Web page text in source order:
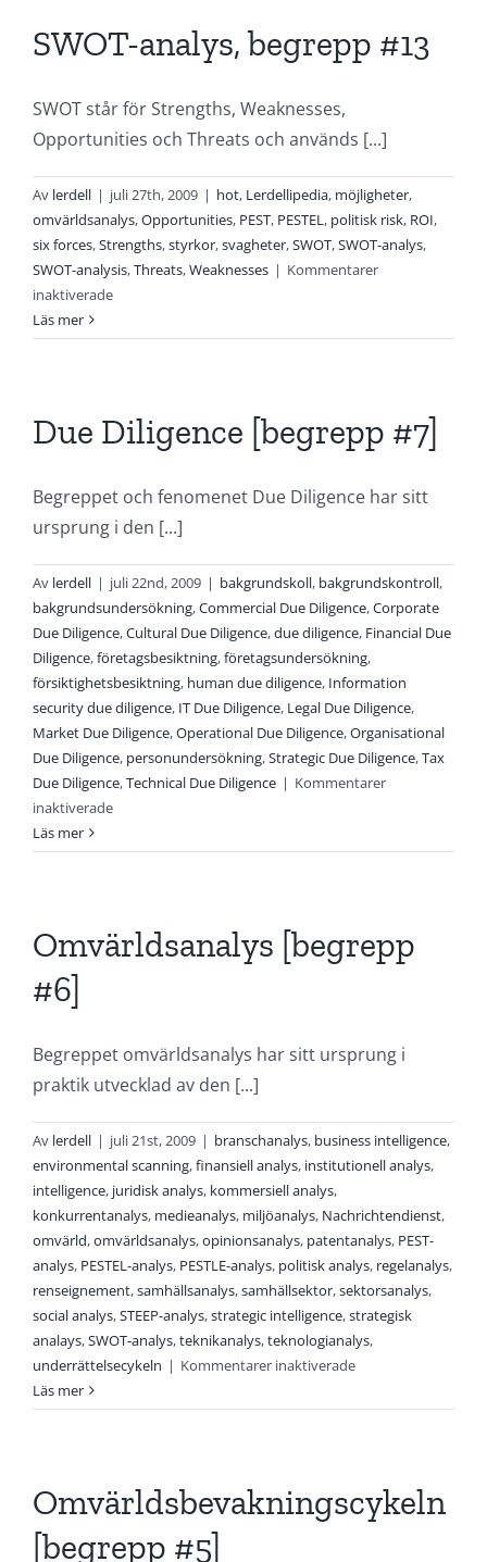
Li
diligence?
SWOT-analys, begrepp #13
SWOT står för Strengths, Weaknesses,
Opportunities och Threats och används [...]
Av lerdell | juli 27th, 2009 | hot, Lerdellipedia, möjligheter,
omvärldsanalys,Opportunities, PEST, PESTEL, politisk risk, ROI,
six forces,Strengths,styrkor,svagheter,SWOT,SWOT-analys,
SWOT-analysis,Threats,Weaknesses | Kommentarer
inaktiveradeför
analys,
Läs mer
Due Diligence [begrepp #7]
Begreppet och fenomenet Due Diligence har sitt
ursprung i den [...]
Av lerdell | juli 22nd, 2009 | bakgrundskoll, bakgrundskontroll,
bakgrundsundersökning,Commercial Due Diligence,Corporate
Due Diligence,Cultural Due Diligence,due diligence, Financial Due
Diligence,företagsbesiktning,företagsundersökning,
försiktighetsbesiktning, human due diligence, Information
security due diligence, IT Due Diligence, Legal Due Diligence,
Market Due Diligence,Operational Due Diligence,Organisational
Due Diligence, personundersökning,Strategic Due Diligence,Tax
Due Diligence,Technical Due Diligence | Kommentarer
inaktiveradeför
Diligence
Läs mer
Omvärldsanalys [begrepp
#6]
Begreppet omvärldsanalys har sitt ursprung i
praktik utvecklad av den [...]
Av lerdell | juli 21st, 2009 | branschanalys, business intelligence,
environmental scanning,finansiell analys, institutionell analys,
intelligence, juridisk analys, kommersiell analys,
konkurrentanalys, medieanalys, miljöanalys, Nachrichtendienst,
omvärld,omvärldsanalys,opinionsanalys, patentanalys, PEST-
analys, PESTEL-analys, PESTLE-analys, politisk analys, regelanalys,
renseignement,samhällsanalys,samhällsektor,sektorsanalys,
social analys,STEEP-analys,strategic intelligence,strategisk
analays,SWOT-analys,teknikanalys,teknologianalys,
underrättelsecykeln | Kommentarer inaktiveradeför
[begrepp
Läs mer
Omvärldsbevakningscykeln
[begrepp #5]